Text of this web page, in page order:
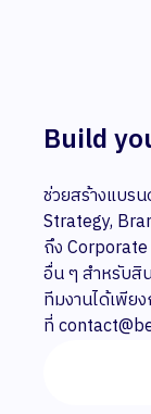
Build
ช่วยสร้างแบร
Strategy,
ถึง
อื่น ๆ สำหรับสิ
ทีมงานได้เพีย
ที่